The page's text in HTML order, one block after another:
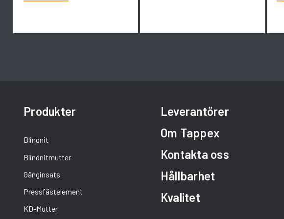
Produkter
Blindnit
Blindnitmutter
Gänginsats
Pressfästelement
KD-Mutter
Leverantörer
Om Tappex
Kontakta oss
Hållbarhet
Kvalitet